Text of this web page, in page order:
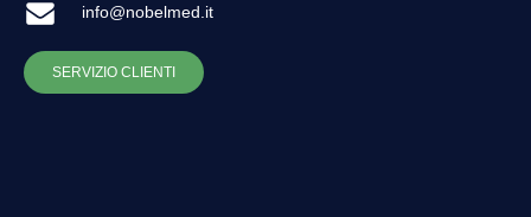
info@nobelmed.it
SERVIZIO CLIENTI